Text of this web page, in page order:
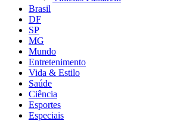
Brasil
DF
SP
MG
Mundo
Entretenimento
Vida & Estilo
Saúde
Ciência
Esportes
Especiais